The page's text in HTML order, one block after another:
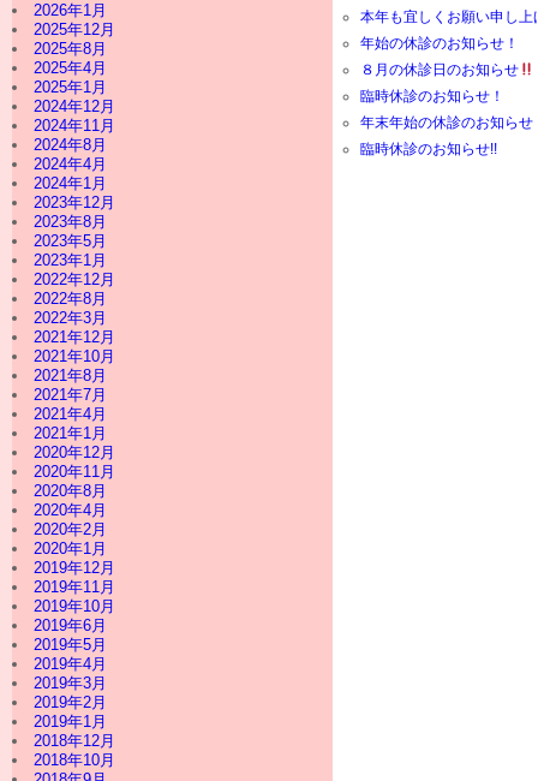
2026年1月
2025年12月
2025年8月
2025年4月
2025年1月
2024年12月
2024年11月
2024年8月
2024年4月
2024年1月
2023年12月
2023年8月
2023年5月
2023年1月
2022年12月
2022年8月
2022年3月
2021年12月
2021年10月
2021年8月
2021年7月
2021年4月
2021年1月
2020年12月
2020年11月
2020年8月
2020年4月
2020年2月
2020年1月
2019年12月
2019年11月
2019年10月
2019年6月
2019年5月
2019年4月
2019年3月
2019年2月
2019年1月
2018年12月
2018年10月
本年も宜しくお願い申し上
年始の休診のお知らせ！
８月の休診日のお知らせ
臨時休診のお知らせ！
年末年始の休診のお知らせ
臨時休診のお知らせ!!